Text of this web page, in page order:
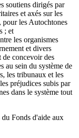
soutiens dirigés par
et axés sur les
pour les Autochtones
; et
les organismes
et divers
de concevoir des
au sein du système de
les tribunaux et les
préjudices subis par
dans le système tout
Fonds d'aide aux